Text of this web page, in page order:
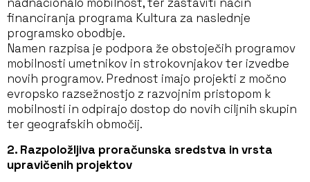
financiranja programa Kultura za naslednje
programsko obodbje.
Namen razpisa je podpora že obstoječih programov
mobilnosti umetnikov in strokovnjakov ter izvedbe
novih programov. Prednost imajo projekti z močno
evropsko razsežnostjo z razvojnim pristopom k
mobilnosti in odpirajo dostop do novih ciljnih skupin
ter geografskih območij.
2. Razpoložljiva proračunska sredstva in vrsta
upravičenih projektov